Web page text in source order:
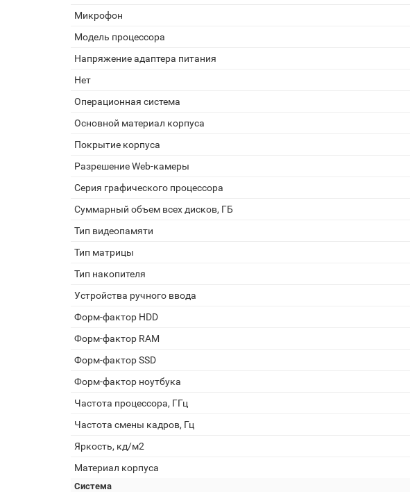
Микрофон
Модель процессора
Напряжение адаптера питания
Нет
Операционная система
Основной материал корпуса
Покрытие корпуса
Разрешение Web-камеры
Серия графического процессора
Суммарный объем всех дисков, ГБ
Тип видеопамяти
Тип матрицы
Тип накопителя
Устройства ручного ввода
Форм-фактор HDD
Форм-фактор RAM
Форм-фактор SSD
Форм-фактор ноутбука
Частота процессора, ГГц
Частота смены кадров, Гц
Яркость, кд/м2
Материал корпуса
Система